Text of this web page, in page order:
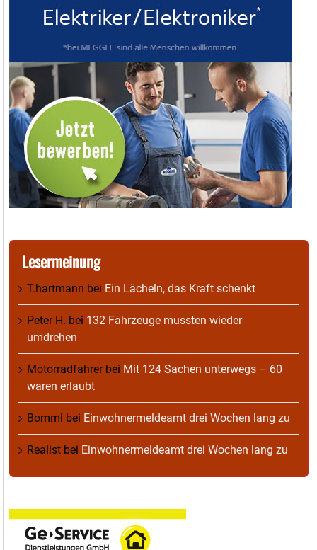
Lesermeinung
T.hartmann bei Ein Lächeln, das Kraft schenkt
Peter H. bei 132 Fahrzeuge mussten wieder
umdrehen
Motorradfahrerbei Mit 124 Sachen unterwegs – 60
waren erlaubt
Bomml bei Einwohnermeldeamt drei Wochen lang zu
Realist bei Einwohnermeldeamt drei Wochen lang zu